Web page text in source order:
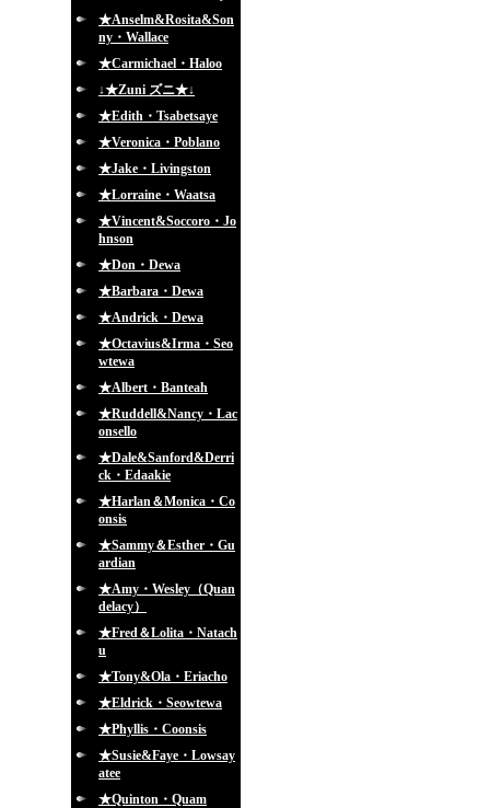
★Anselm&Rosita&Son
ny・Wallace
★Carmichael・Haloo
↓★Zuni ズニ★↓
★Edith・Tsabetsaye
★Veronica・Poblano
★Jake・Livingston
★Lorraine・Waatsa
★Vincent&Soccoro・Jo
hnson
★Don・Dewa
★Barbara・Dewa
★Andrick・Dewa
★Octavius&Irma・Seo
wtewa
★Albert・Banteah
★Ruddell&Nancy・Lac
onsello
★Dale&Sanford&Derri
ck・Edaakie
★Harlan＆Monica・Co
onsis
★Sammy＆Esther・Gu
ardian
★Amy・Wesley（Quan
delacy）
★Fred＆Lolita・Natach
u
★Tony&Ola・Eriacho
★Eldrick・Seowtewa
★Phyllis・Coonsis
★Susie&Faye・Lowsay
atee
★Quinton・Quam